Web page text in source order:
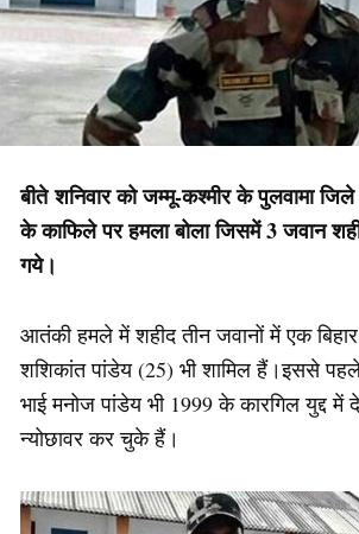
बीते शनिवार को जम्मू-कश्मीर के पुलवामा
के काफिले पर हमला बोला जिसमें 3 जवान
गये।
आतंकी हमले में शहीद तीन जवानों में एक बिहार
शशिकांत पांडेय (25) भी शामिल हैं।इससे
भाई मनोज पांडेय भी 1999 के कारगिल युद्द में
न्योछावर कर चुके हैं।